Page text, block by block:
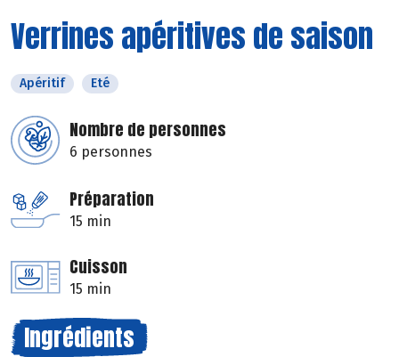
Verrines apéritives de saison
Apéritif Eté
Nombre de personnes
6 personnes
Préparation
15 min
Cuisson
15 min
Ingrédients